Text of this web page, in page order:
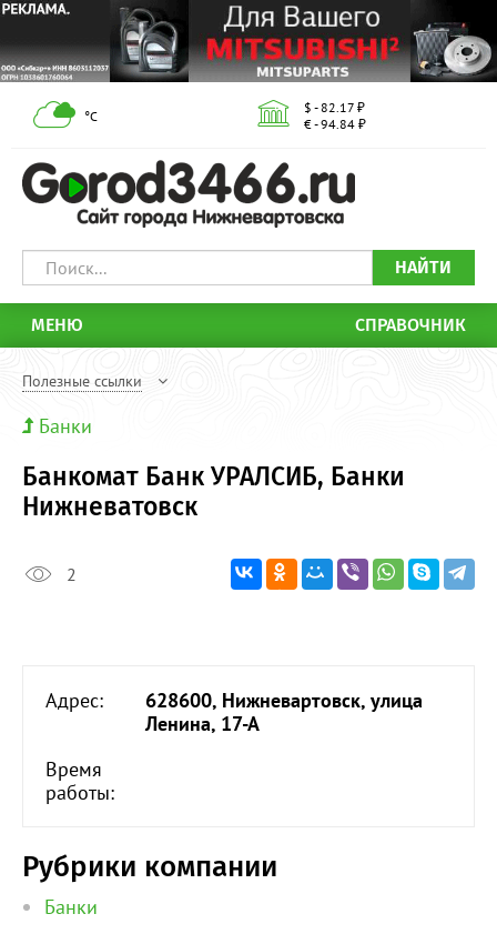
°С
$ - 82.17 ₽
€ - 94.84 ₽
НАЙТИ
МЕНЮ СПРАВОЧНИК
Полезные ссылки
Банки
Банкомат Банк УРАЛСИБ, Банки
Нижневатовск
2
Адрес:
628600, Нижневартовск, улица
Ленина, 17-А
Время
работы:
Рубрики компании
Банки